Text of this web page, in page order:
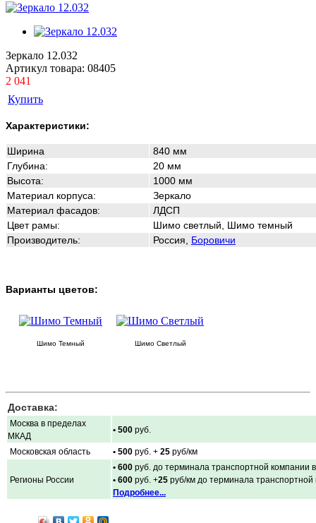
Зеркало 12.032
Артикул товара: 08405
2 041
Купить
Характеристики:
Ширина 840 мм
Глубина:
20 мм
Высота:
1000 мм
Материал корпуса:
Зеркало
Материал фасадов:
ЛДСП
Цвет рамы:
Шимо светлый, Шимо темный
Производитель:
Россия, Боровичи
Варианты цветов:
Шимо Темный Шимо Светлый
Доставка:
Москва в пределах
МКАД
• 500 руб.
Московская область • 500 руб. + 25 руб/км
Регионы России
• 600 руб. до терминала транспортной компании
• 600 руб. +25 руб/км до терминала
Подробнее...